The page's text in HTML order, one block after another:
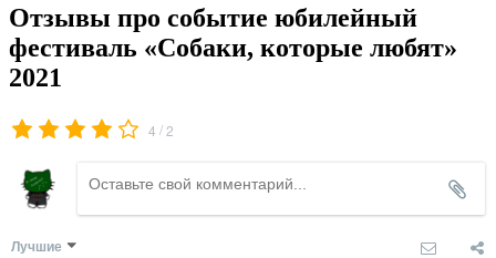
Отзывы про событие юбилейный
фестиваль «Собаки, которые любят»
2021
4 /2
Лучшие